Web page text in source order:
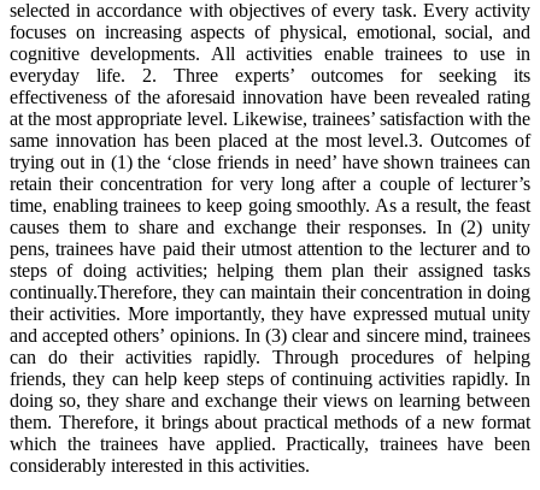
selected in accordance with objectives of every task. Every activity
focuses on increasing aspects of physical, emotional, social, and
cognitive developments. All activities enable trainees to use in
everyday life. 2. Three experts’ outcomes for seeking its
effectiveness of the aforesaid innovation have been revealed rating
at the most appropriate level. Likewise, trainees’ satisfaction with the
same innovation has been placed at the most level.3. Outcomes of
trying out in (1) the ‘close friends in need’ have shown trainees can
retain their concentration for very long after a couple of lecturer’s
time, enabling trainees to keep going smoothly. As a result, the feast
causes them to share and exchange their responses. In (2) unity
pens, trainees have paid their utmost attention to the lecturer and to
steps of doing activities; helping them plan their assigned tasks
continually.Therefore, they can maintain their concentration in doing
their activities. More importantly, they have expressed mutual unity
and accepted others’ opinions. In (3) clear and sincere mind, trainees
can do their activities rapidly. Through procedures of helping
friends, they can help keep steps of continuing activities rapidly. In
doing so, they share and exchange their views on learning between
them. Therefore, it brings about practical methods of a new format
which the trainees have applied. Practically, trainees have been
considerably interested in this activities.